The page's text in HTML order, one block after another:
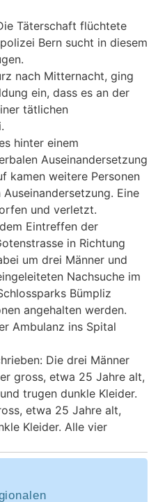
Täterschaft flüchtete
Bern sucht in diesem
nach Mitternacht, ging
ein, dass es an der
tätlichen
hinter einem
Auseinandersetzung
kamen weitere Personen
Eine
und verletzt.
Eintreffen der
in Richtung
um drei Männer und
Nachsuche im
Bümpliz
angehalten werden.
Ambulanz ins Spital
Die drei Männer
gross, etwa 25 Jahre alt,
trugen dunkle Kleider.
etwa 25 Jahre alt,
Kleider. Alle vier